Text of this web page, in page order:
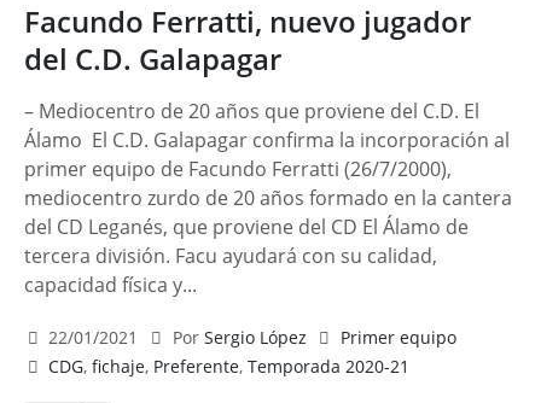
Facundo Ferratti, nuevo jugador
del C.D. Galapagar
– Mediocentro de 20 años que proviene del C.D. El
Álamo El C.D. Galapagar confirma la incorporación al
primer equipo de Facundo Ferratti (26/7/2000),
mediocentro zurdo de 20 años formado en la cantera
del CD Leganés, que proviene del CD El Álamo de
tercera división. Facu ayudará con su calidad,
capacidad física y...
22/01/2021 Por Sergio López
Primer equipo
CDG,fichaje, Preferente,Temporada 2020-21